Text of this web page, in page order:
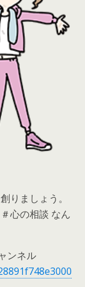
りましょう。
心の相談 なん
ンネル